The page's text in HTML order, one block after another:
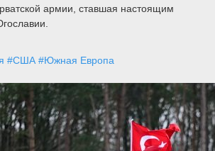
армии, ставшая настоящим
#США #Южная Европа